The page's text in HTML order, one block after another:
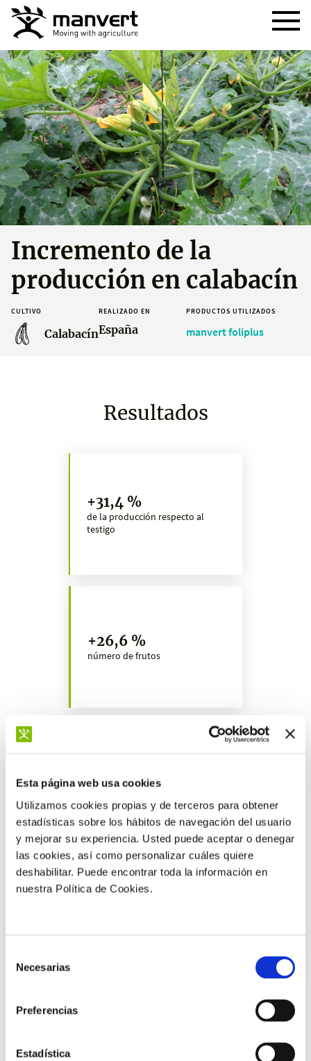
Esta página web usa cookies
Utilizamos cookies propias y de terceros para obtener
estadísticas sobre los hábitos de navegación del usuario
y mejorar su experiencia. Usted puede aceptar o denegar
las cookies, así como personalizar cuáles quiere
deshabilitar. Puede encontrar toda la información en
nuestra Política de Cookies.
Necesarias
Preferencias
Estadística
Incremento de la
producción en calabacín
CULTIVO
Calabacín
REALIZADO EN
España
PRODUCTOS UTILIZADOS
manvert foliplus
Resultados
+31,4 %
de la producción respecto al
testigo
+26,6 %
número de frutos
20:1
€ (EUR) obtenidos por cada €
(EUR) invertido*